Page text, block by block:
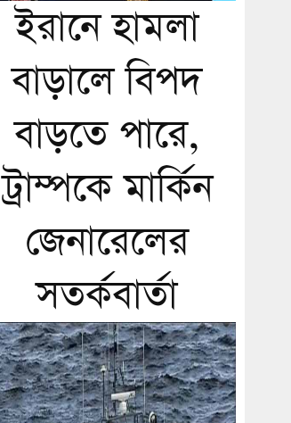
ইরানে হামলা
বাড়ালে বিপদ
বাড়তে পারে,
ট্রাম্পকে মার্কিন
জেনারেলের
সতর্কবার্তা